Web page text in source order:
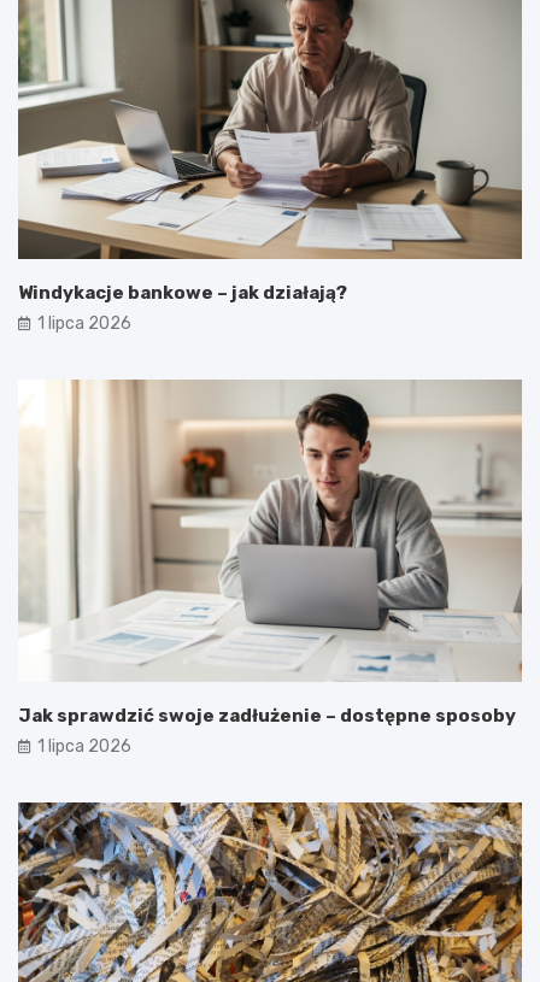
Windykacje bankowe – jak działają?
1 lipca 2026
Jak sprawdzić swoje zadłużenie – dostępne sposoby
1 lipca 2026